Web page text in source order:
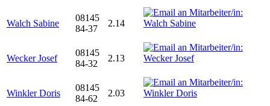
Walch Sabine
08145
84-37
2.14
Wecker Josef
08145
84-32
2.13
Winkler Doris
08145
84-62
2.03